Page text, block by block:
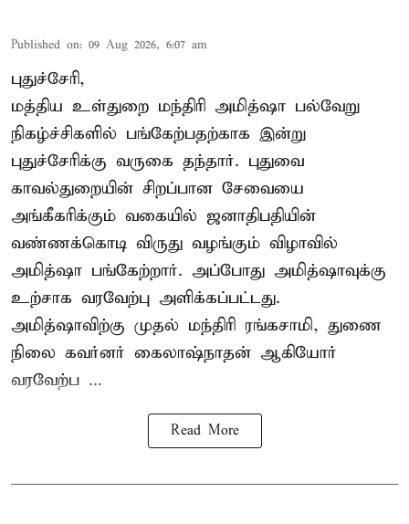
Published on: 09 Aug 2026, 6:07 am
புதுச்சேரி,
மத்திய உள்துறை மந்திரி அமித்ஷா பல்வேறு
நிகழ்ச்சிகளில் பங்கேற்பதற்காக இன்று
புதுச்சேரிக்கு வருகை தந்தார். புதுவை
காவல்துறையின் சிறப்பான சேவையை
அங்கீகரிக்கும் வகையில் ஜனாதிபதியின்
வண்ணக்கொடி விருது வழங்கும் விழாவில்
அமித்ஷா பங்கேற்றார். அப்போது அமித்ஷாவுக்கு
உற்சாக வரவேற்பு அளிக்கப்பட்டது.
அமித்ஷாவிற்கு முதல் மந்திரி ரங்கசாமி, துணை
நிலை கவர்னர் கைலாஷ்நாதன் ஆகியோர்
வரவேற்ப ...
Read More